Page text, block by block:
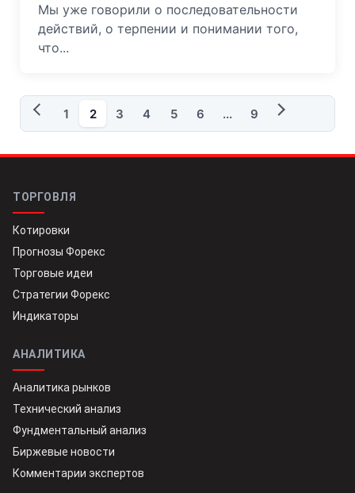
Мы уже говорили о последовательности
действий, о терпении и понимании того,
что...
1 2 3 4 5 6 ... 9
ТОРГОВЛЯ
Котировки
Прогнозы Форекс
Торговые идеи
Стратегии Форекс
Индикаторы
АНАЛИТИКА
Аналитика рынков
Технический анализ
Фундментальный анализ
Биржевые новости
Комментарии экспертов